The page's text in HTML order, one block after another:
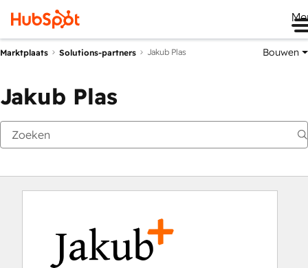
Marktplaats Solutions-partners Jakub Plas Bouwen
Jakub Plas